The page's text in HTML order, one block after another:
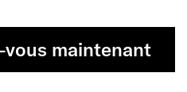
vous maintenant